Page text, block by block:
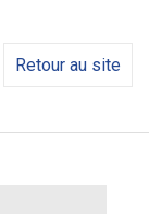
Retour au site